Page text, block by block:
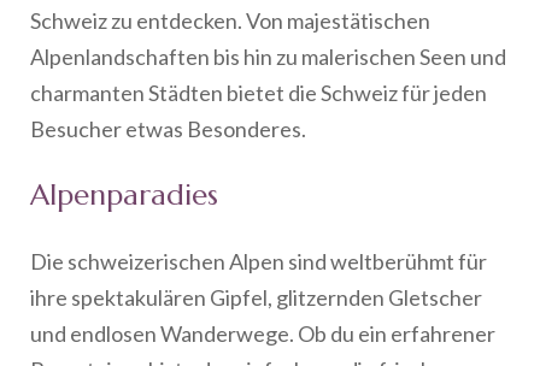
Schweiz zu entdecken. Von majestätischen
Alpenlandschaften bis hin zu malerischen Seen und
charmanten Städten bietet die Schweiz für jeden
Besucher etwas Besonderes.
Alpenparadies
Die schweizerischen Alpen sind weltberühmt für
ihre spektakulären Gipfel, glitzernden Gletscher
und endlosen Wanderwege. Ob du ein erfahrener